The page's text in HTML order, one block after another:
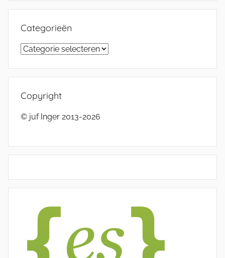
Categorieën
Categorieën
Copyright
© juf Inger 2013-2026